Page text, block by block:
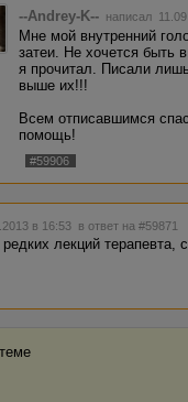
--Andrey-K-- написал
Мне мой внутренний
затеи. Не хочется быть
я прочитал. Писали
выше их!!!
Всем отписавшимся
помощь!
#59906
в 16:53 в ответ на #59871
лекций терапевта,